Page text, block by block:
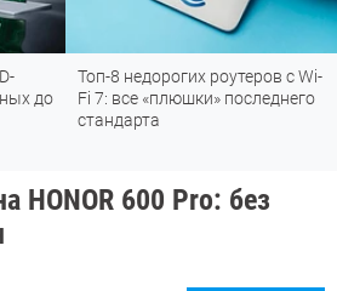
до
Топ-8 недорогих роутеров с Wi-
Fi 7: все «плюшки» последнего
стандарта
HONOR 600 Pro: без